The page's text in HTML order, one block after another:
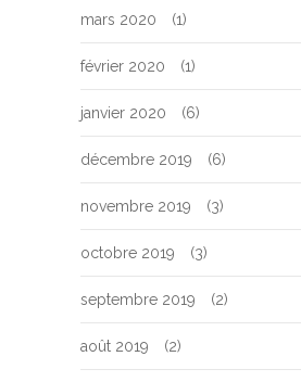
mars 2020 (1)
février 2020 (1)
janvier 2020 (6)
décembre 2019 (6)
novembre 2019 (3)
octobre 2019 (3)
septembre 2019 (2)
août 2019 (2)